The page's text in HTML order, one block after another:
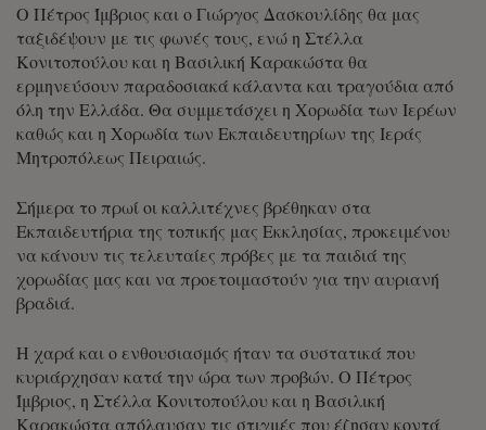
Ο Πέτρος Ίμβριος και ο Γιώργος Δασκουλίδης θα μας
ταξιδέψουν με τις φωνές τους, ενώ η Στέλλα
Κονιτοπούλου και η Βασιλική Καρακώστα θα
ερμηνεύσουν παραδοσιακά κάλαντα και τραγούδια από
όλη την Ελλάδα. Θα συμμετάσχει η Χορωδία των Ιερέων
καθώς και η Χορωδία των Εκπαιδευτηρίων της Ιεράς
Μητροπόλεως Πειραιώς.
Σήμερα το πρωί οι καλλιτέχνες βρέθηκαν στα
Εκπαιδευτήρια της τοπικής μας Εκκλησίας, προκειμένου
να κάνουν τις τελευταίες πρόβες με τα παιδιά της
χορωδίας μας και να προετοιμαστούν για την αυριανή
βραδιά.
Η χαρά και ο ενθουσιασμός ήταν τα συστατικά που
κυριάρχησαν κατά την ώρα των προβών. Ο Πέτρος
Ίμβριος, η Στέλλα Κονιτοπούλου και η Βασιλική
Καρακώστα απόλαυσαν τις στιγμές που έζησαν κοντά